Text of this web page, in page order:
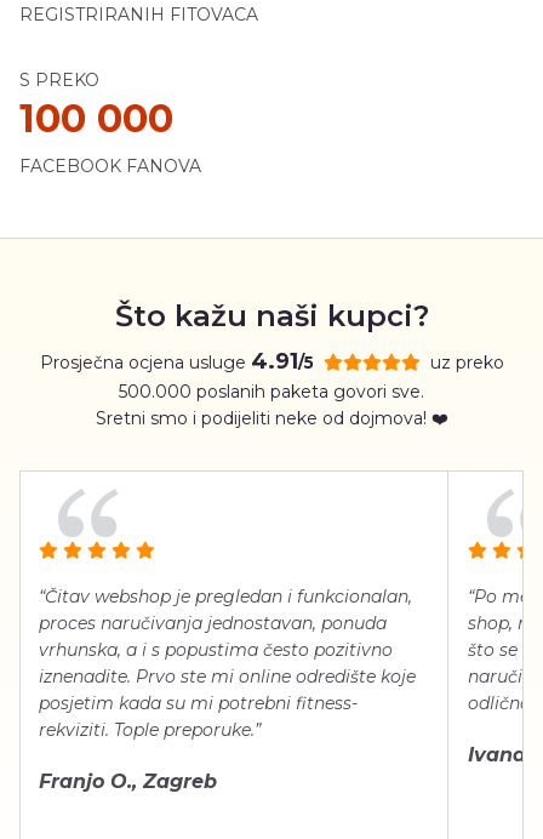
REGISTRIRANIH FITOVACA
S PREKO
100 000
FACEBOOK FANOVA
Što kažu naši kupci?
Prosječna ocjena usluge 4.91/5
uz preko
500.000 poslanih paketa govori sve.
Sretni smo i podijeliti neke od dojmova! ❤️
“Čitav webshop je pregledan i funkcionalan,
proces naručivanja jednostavan, ponuda
vrhunska, a i s popustima često pozitivno
iznenadite. Prvo ste mi online odredište koje
posjetim kada su mi potrebni fitness-
rekviziti. Tople preporuke.”
Franjo O., Zagreb
“Po
shop,
što se
naručiti,
odlično
Ivana